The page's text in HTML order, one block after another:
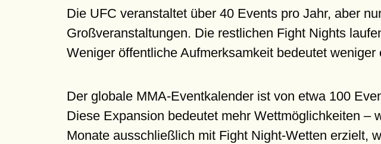
Die UFC veranstaltet über 40 Events pro Jahr, aber
Großveranstaltungen. Die restlichen Fight Nights
Weniger öffentliche Aufmerksamkeit bedeutet
Der globale MMA-Eventkalender ist von etwa 100
Diese Expansion bedeutet mehr Wettmöglichkeiten –
Monate ausschließlich mit Fight Night-Wetten erzielt,